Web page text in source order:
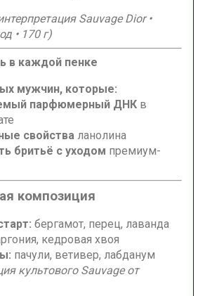
Sauvage Dior •
• 170 г)
в каждой пенке
мужчин, которые:
парфюмерный ДНК в
свойства ланолина
бритьё с уходом премиум-
композиция
бергамот, перец, лаванда
кедровая хвоя
пачули, ветивер, лабданум
культового Sauvage от